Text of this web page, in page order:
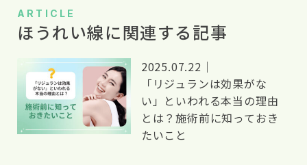
シ
ョ
ン
ARTICLE
ほうれい線に関連する記事
2025.07.22｜
「リジュランは効果がな
い」といわれる本当の理由
とは？施術前に知っておき
たいこと